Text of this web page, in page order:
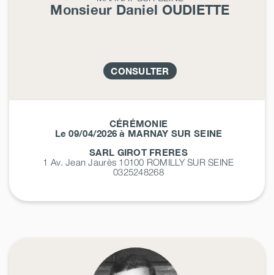
Monsieur Daniel OUDIETTE
CONSULTER
CÉRÉMONIE
Le 09/04/2026 à MARNAY SUR SEINE
SARL GIROT FRERES
1 Av. Jean Jaurès 10100 ROMILLY SUR SEINE
0325248268